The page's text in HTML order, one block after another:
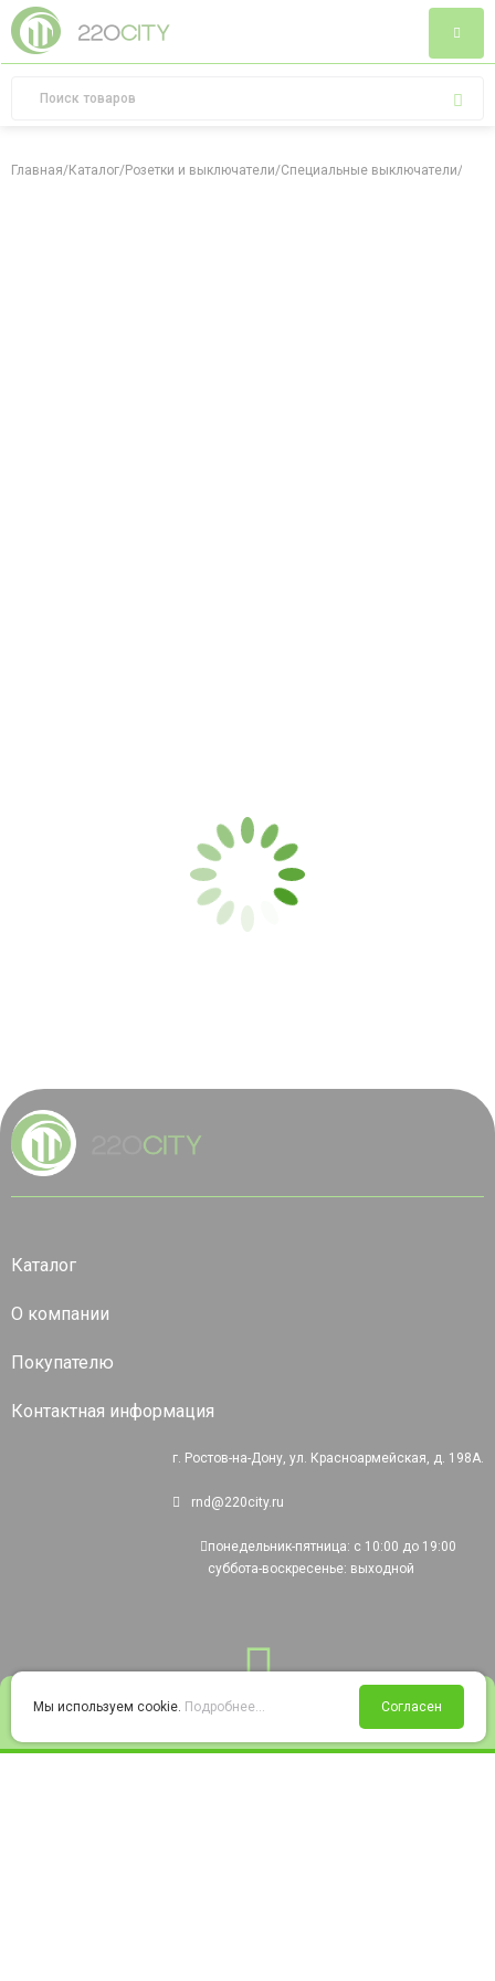
Войти Избранное Корзина
Главная/Каталог/Розетки и выключатели/Специальные выключатели/
Каталог
О компании
Покупателю
Контактная информация
г. Ростов-на-Дону, ул. Красноармейская, д. 198А.
rnd@220city.ru
понедельник-пятница: с 10:00 до 19:00
суббота-воскресенье: выходной
Мы используем cookie. Подробнее... Согласен